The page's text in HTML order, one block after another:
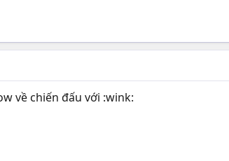
về chiến đấu với :wink: